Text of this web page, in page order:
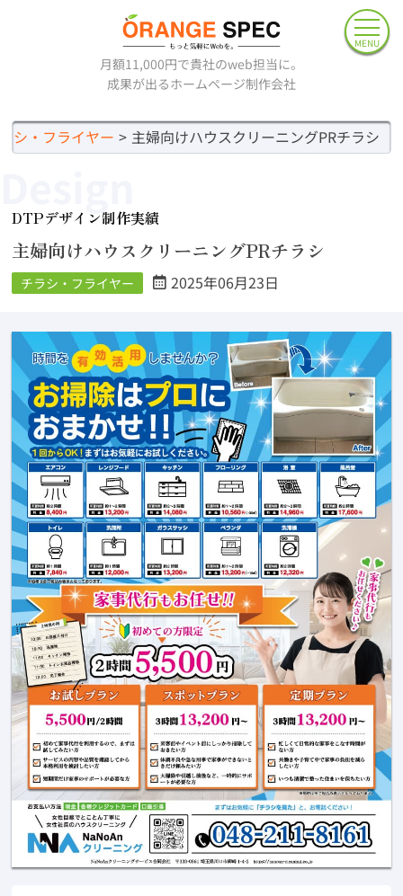
MENU
月額11,000円で貴社のweb担当に。
成果が出るホームページ制作会社
シ・フライヤー 主婦向けハウスクリーニングPRチラシ
DTPデザイン制作実績
主婦向けハウスクリーニングPRチラシ
チラシ・フライヤー 2025年06月23日